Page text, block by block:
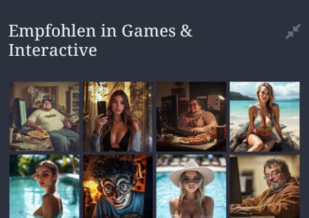
Empfohlen in Games &
Interactive